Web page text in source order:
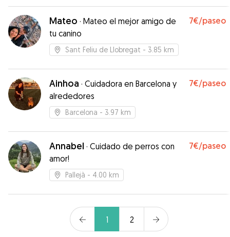
Mateo · Mateo el mejor amigo de
tu canino
7€/paseo
Sant Feliu de Llobregat - 3.85 km
Ainhoa · Cuidadora en Barcelona y
alrededores
7€/paseo
Barcelona - 3.97 km
Annabel · Cuidado de perros con
amor!
7€/paseo
Pallejà - 4.00 km
1 2